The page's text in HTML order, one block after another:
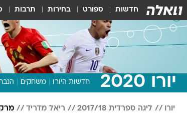
חדשות ספורט בחירות תרבות
יורו 2020 חדשות היורו משחקים
יורו ליגה ספרדית 2017/18 ריאל מדריד